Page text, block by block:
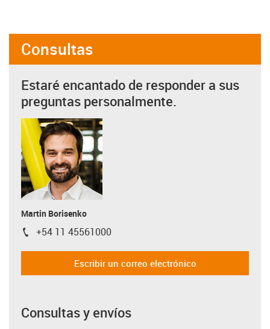
Consultas
Estaré encantado de responder a sus
preguntas personalmente.
Martin Borisenko
igus-icon-phone
+54 11 45561000
Escribir un correo electrónico
Consultas y envíos